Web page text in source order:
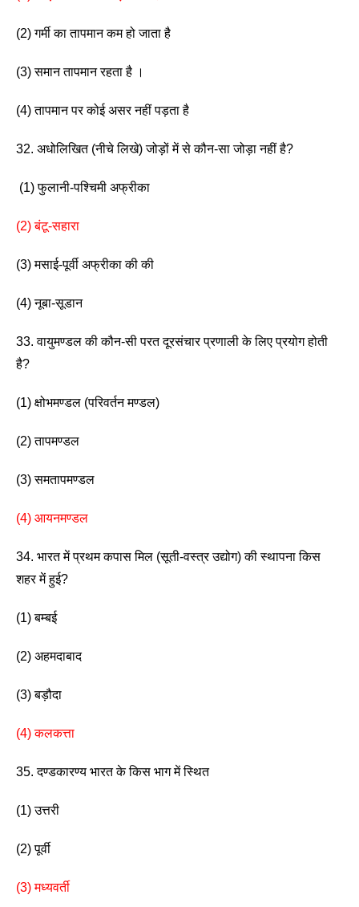
(2) गर्मी का तापमान कम हो जाता है
(3) समान तापमान रहता है ।
(4) तापमान पर कोई असर नहीं पड़ता है
32. अधोलिखित (नीचे लिखे) जोड़ों में से कौन-सा जोड़ा नहीं है?
(1) फुलानी-पश्चिमी अफ्रीका
(2) बंटू-सहारा
(3) मसाई-पूर्वी अफ्रीका की की
(4) नूबा-सूडान
33. वायुमण्डल की कौन-सी परत दूरसंचार प्रणाली के लिए प्रयोग होती
है?
(1) क्षोभमण्डल (परिवर्तन मण्डल)
(2) तापमण्डल
(3) समतापमण्डल
(4) आयनमण्डल
34. भारत में प्रथम कपास मिल (सूती-वस्त्र उद्योग) की स्थापना किस
शहर में हुई?
(1) बम्बई
(2) अहमदाबाद
(3) बड़ौदा
(4) कलकत्ता
35. दण्डकारण्य भारत के किस भाग में स्थित
(1) उत्तरी
(2) पूर्वी
(3) मध्यवर्ती